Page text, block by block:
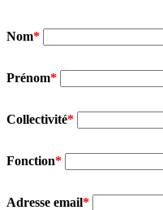
Nom
Prénom
Collectivité
Fonction
Adresse email